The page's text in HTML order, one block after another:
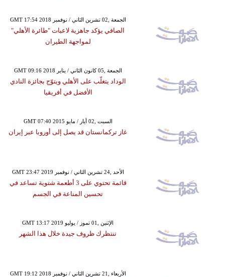
GMT 17:54 2018 الجمعة ,02 تشرين الثاني / نوفمبر
الصافي يؤكد جاهزية لاعبات "طائرة الأهلي"
لمواجهة الطيران
GMT 09:16 2018 الجمعة ,05 كانون الثاني / يناير
الوداد يتغلّب على الأهلي ويتوّج بجائزة النادي
الأفضل في أفريقيا
GMT 07:40 2015 السبت ,02 أيار / مايو
غاز تركمانستان قد يصل إلى أوروبا عبر إيران
GMT 23:47 2019 الأحد ,24 تشرين الثاني / نوفمبر
قائمة تحتوي على 3 أطعمة شتوية تساعد في
تحسين المناعة في الجسم
GMT 13:17 2019 الإثنين ,01 تموز / يوليو
تنتظرك ظروف جيدة خلال هذا الشهر
GMT 19:12 2018 الأربعاء ,21 تشرين الثاني / نوفمبر